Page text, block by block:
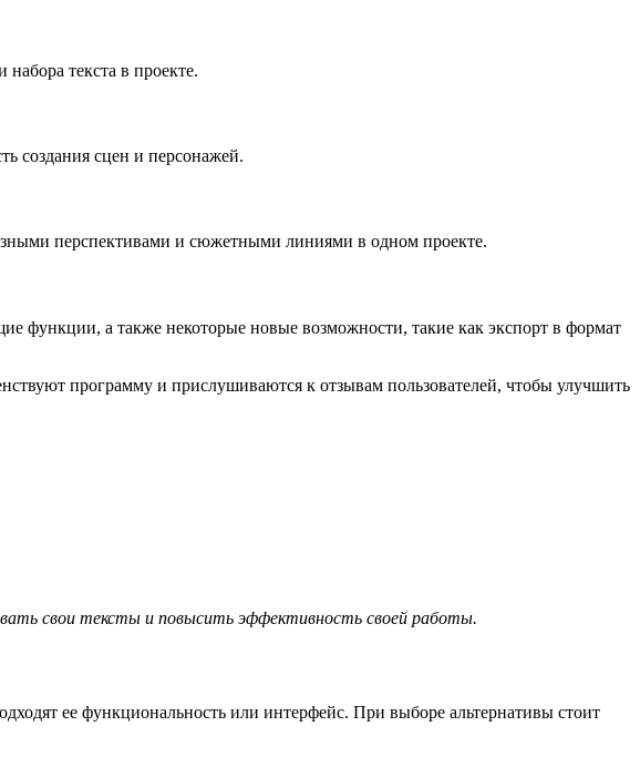
текста в проекте.
создания сцен и персонажей.
перспективами и сюжетными линиями в одном проекте.
функции, а также некоторые новые возможности, такие как экспорт в формат
программу и прислушиваются к отзывам пользователей, чтобы улучшить
свои тексты и повысить эффективность своей работы.
ее функциональность или интерфейс. При выборе альтернативы стоит